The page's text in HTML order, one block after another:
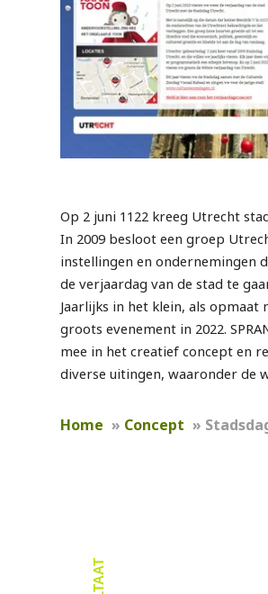
Op 2 juni 1122 kreeg Utrecht
In 2009 besloot een groep
instellingen en ondernemingen
de verjaardag van de stad te
Jaarlijks in het klein, als opmaat
groots evenement in 2022.
mee in het creatief concept en
diverse uitingen, waaronder de
Home » Concept »